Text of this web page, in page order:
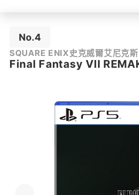
No.4
SQUARE ENIX史克威爾艾尼克斯
Final Fantasy VII